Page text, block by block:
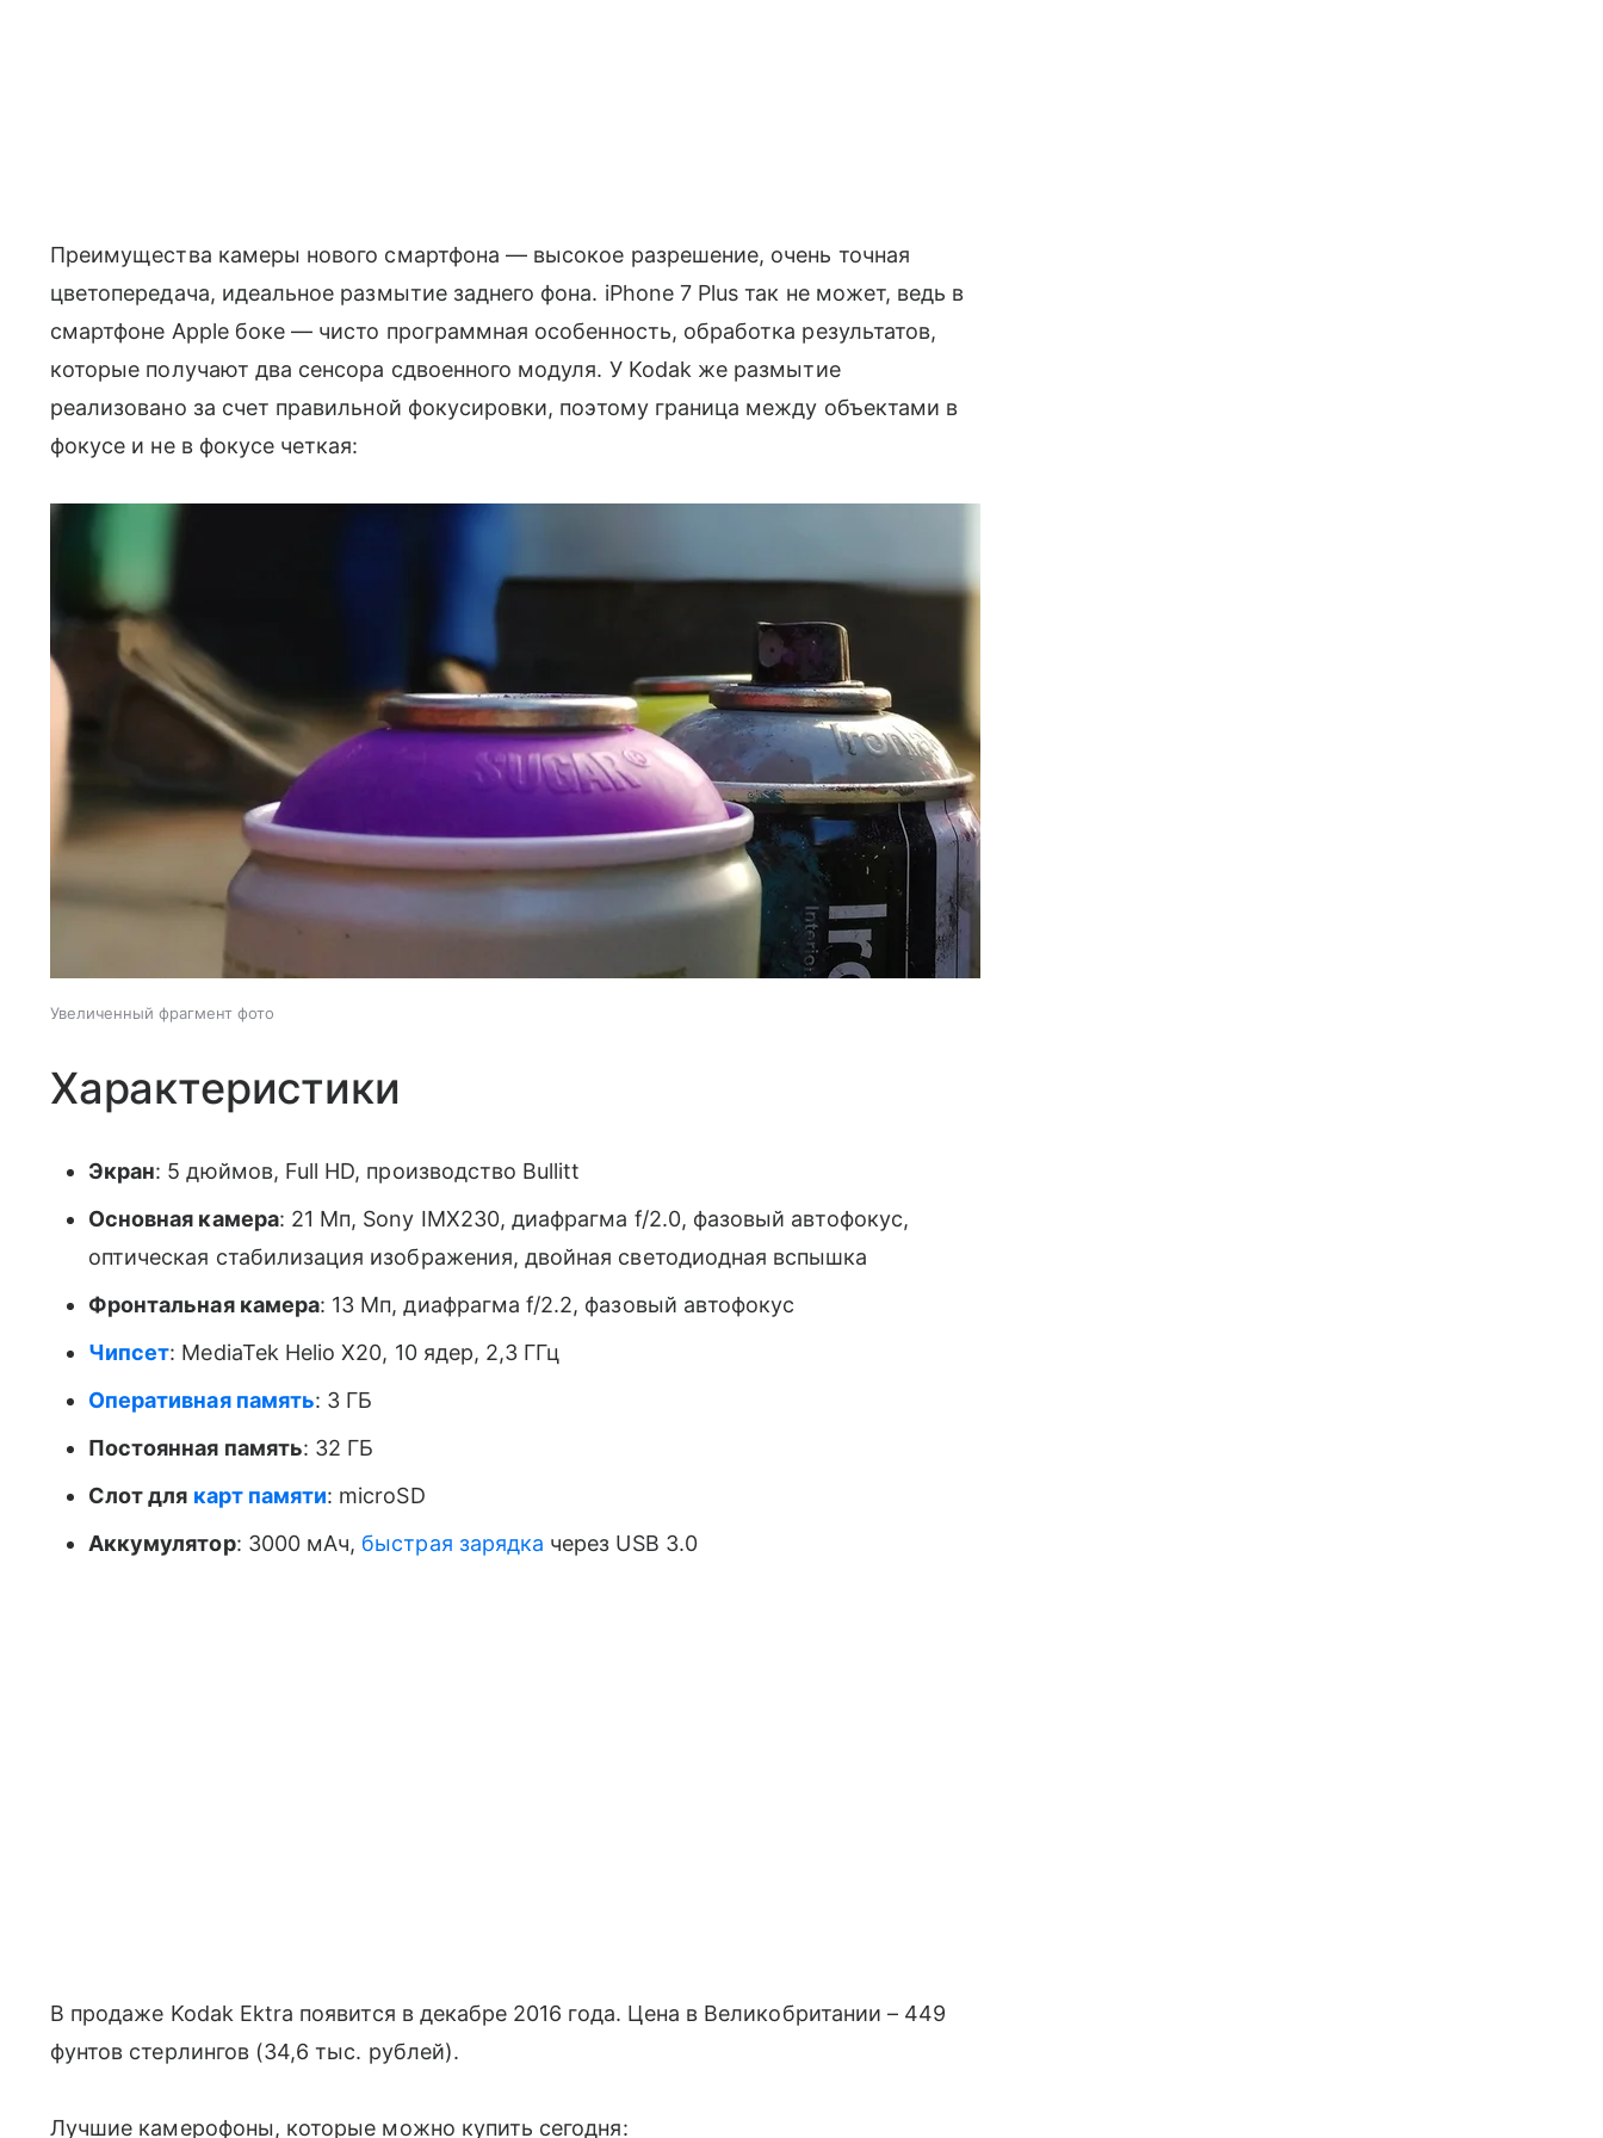
Преимущества камеры нового смартфона — высокое разрешение, очень точная
цветопередача, идеальное размытие заднего фона. iPhone 7 Plus так не может, ведь в
смартфоне Apple боке — чисто программная особенность, обработка результатов,
которые получают два сенсора сдвоенного модуля. У Kodak же размытие
реализовано за счет правильной фокусировки, поэтому граница между объектами в
фокусе и не в фокусе четкая:
Увеличенный фрагмент фото
Характеристики
Экран: 5 дюймов, Full HD, производство Bullitt
Основная камера: 21 Мп, Sony IMX230, диафрагма f/2.0, фазовый автофокус,
оптическая стабилизация изображения, двойная светодиодная вспышка
Фронтальная камера: 13 Мп, диафрагма f/2.2, фазовый автофокус
Чипсет: MediaTek Helio X20, 10 ядер, 2,3 ГГц
Оперативная память: 3 ГБ
Постоянная память: 32 ГБ
Слот для карт памяти: microSD
Аккумулятор: 3000 мАч, быстрая зарядка через USB 3.0
В продаже Kodak Ektra появится в декабре 2016 года. Цена в Великобритании – 449
фунтов стерлингов (34,6 тыс. рублей).
Лучшие камерофоны, которые можно купить сегодня: